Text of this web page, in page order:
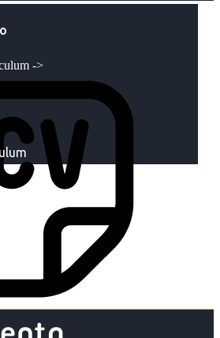
->